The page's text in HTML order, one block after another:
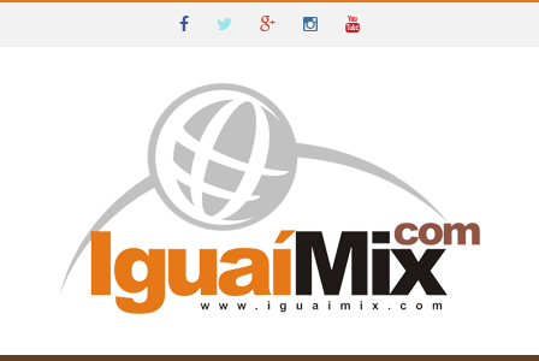
IGUAÍ E SUDOESTE DA BAHIA